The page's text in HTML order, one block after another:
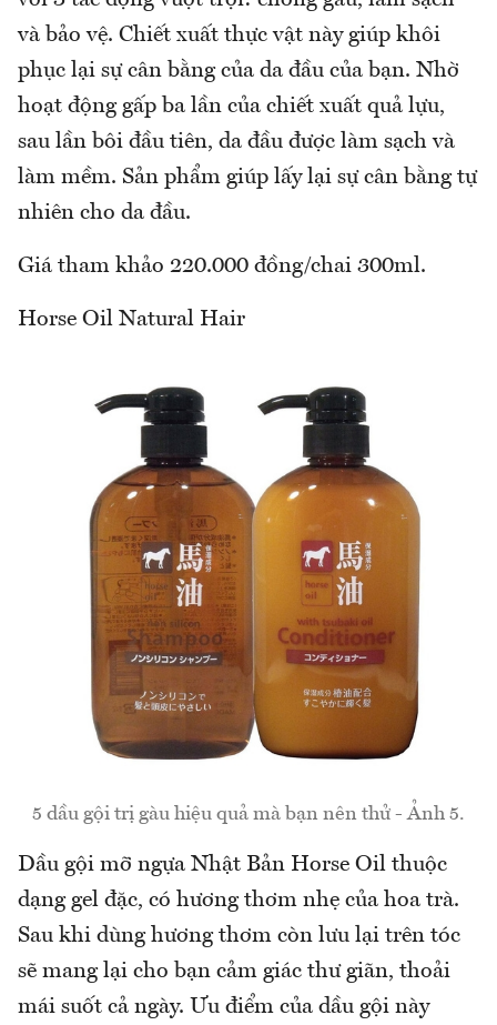
và bảo vệ. Chiết xuất thực vật này giúp khôi
phục lại sự cân bằng của da đầu của bạn. Nhờ
hoạt động gấp ba lần của chiết xuất quả lựu,
sau lần bôi đầu tiên, da đầu được làm sạch và
làm mềm. Sản phẩm giúp lấy lại sự cân bằng tự
nhiên cho da đầu.
Giá tham khảo 220.000 đồng/chai 300ml.
Horse Oil Natural Hair
5 dầu gội trị gàu hiệu quả mà bạn nên thử - Ảnh 5.
Dầu gội mỡ ngựa Nhật Bản Horse Oil thuộc
dạng gel đặc, có hương thơm nhẹ của hoa trà.
Sau khi dùng hương thơm còn lưu lại trên tóc
sẽ mang lại cho bạn cảm giác thư giãn, thoải
mái suốt cả ngày. Ưu điểm của dầu gội này